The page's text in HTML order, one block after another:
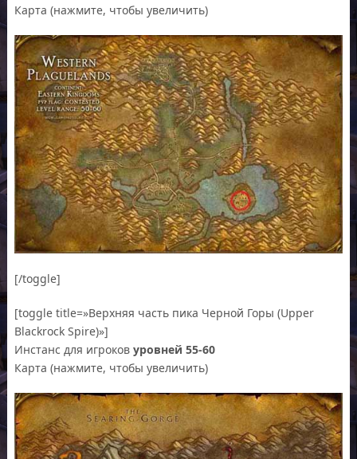
Карта (нажмите, чтобы увеличить)
[/toggle]
[toggle title=»Верхняя часть пика Черной Горы (Upper
Blackrock Spire)»]
Инстанс для игроковуровней 55-60
Карта (нажмите, чтобы увеличить)